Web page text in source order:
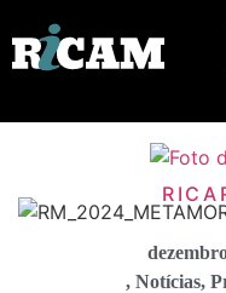
, Notícias,